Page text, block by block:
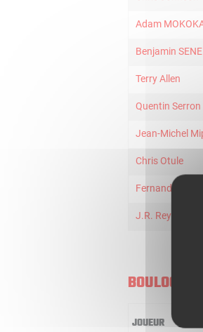
Adam
Benjamin SENE
Terry Allen
Quentin Serron
Jean-Michel
Chris Otule
Fernando
J.R. Reynolds
BOULOGNE-
JOUEUR